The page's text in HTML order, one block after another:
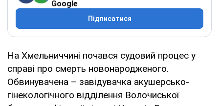
Google
Підписатися
На Хмельниччині почався судовий процес у
справі про смерть новонародженого.
Обвинувачена – завідувачка акушерсько-
гінекологічного відділення Волочиської